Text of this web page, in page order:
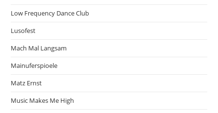
Low Frequency Dance Club
Lusofest
Mach Mal Langsam
Mainuferspioele
Matz Ernst
Music Makes Me High